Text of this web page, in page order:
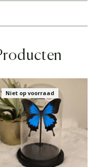
Niet op voorraad